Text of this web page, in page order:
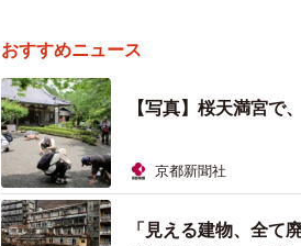
横断的な面白さがある」と話した。
おすすめニュース
【写真】桜天満宮で
京都新聞社
「見える建物、全